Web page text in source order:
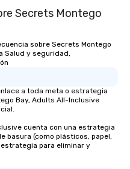
Secrets Montego
sobre Secrets Montego
Salud y seguridad,
a toda meta o estrategia
Bay, Adults All-Inclusive
cuenta con una estrategia
basura (como plásticos, papel,
para eliminar y